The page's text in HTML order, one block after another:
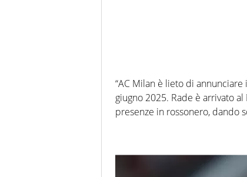
“AC Milan è lieto di
giugno 2025. Rade è arrivato
presenze in rossonero, dando